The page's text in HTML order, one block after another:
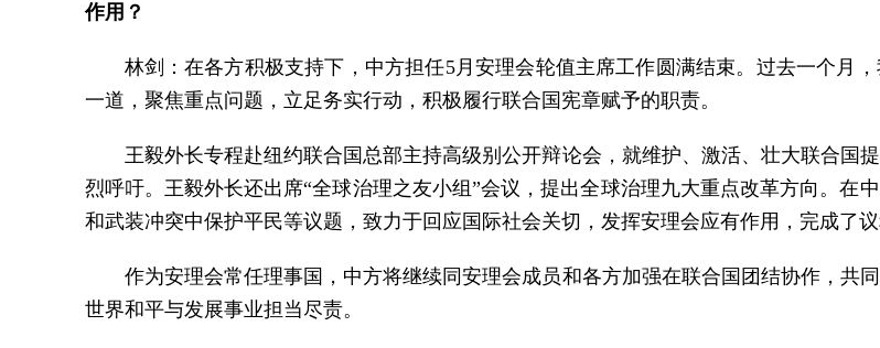
作用？
林剑：在各方积极支持下，中方担任5月安理会轮值主席工作圆满结束。过去一个月
一道，聚焦重点问题，立足务实行动，积极履行联合国宪章赋予的职责。
王毅外长专程赴纽约联合国总部主持高级别公开辩论会，就维护、激活、壮大联合国
烈呼吁。王毅外长还出席“全球治理之友小组”会议，提出全球治理九大重点改革方向。在
和武装冲突中保护平民等议题，致力于回应国际社会关切，发挥安理会应有作用，完成了议
作为安理会常任理事国，中方将继续同安理会成员和各方加强在联合国团结协作，共
世界和平与发展事业担当尽责。